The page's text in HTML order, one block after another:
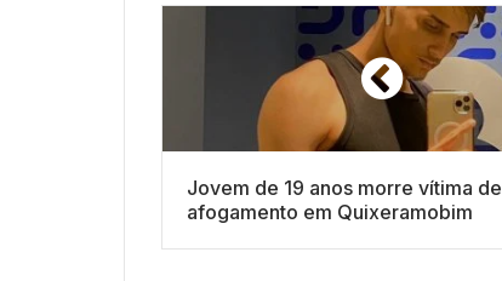
Jovem de 19 anos morre vítima de
afogamento em Quixeramobim